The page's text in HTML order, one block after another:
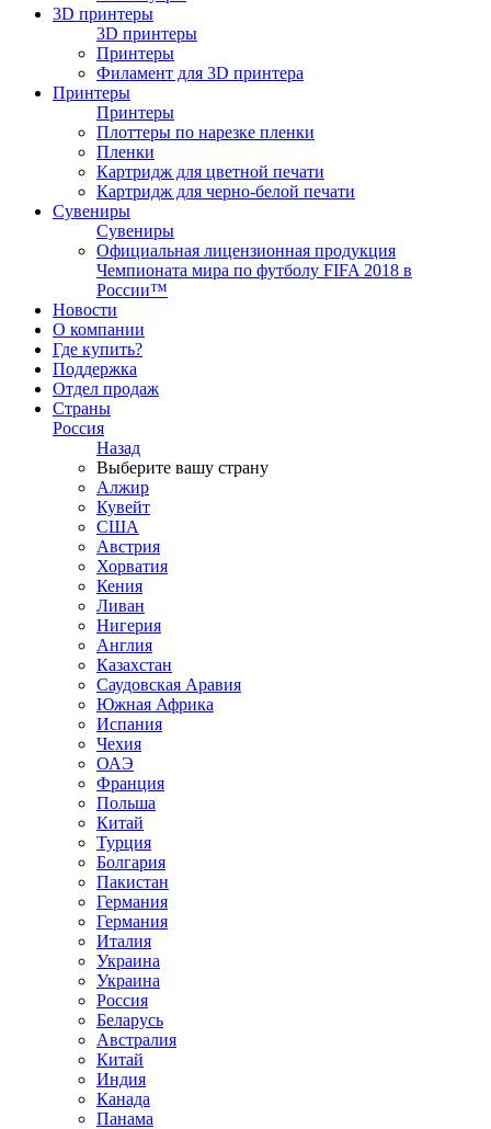
3D принтеры
3D принтеры
Принтеры
Филамент для 3D принтера
Принтеры
Принтеры
Плоттеры по нарезке пленки
Пленки
Картридж для цветной печати
Картридж для черно-белой печати
Сувениры
Сувениры
Официальная лицензионная продукция
Чемпионата мира по футболу FIFA 2018 в
России™
Новости
О компании
Где купить?
Поддержка
Отдел продаж
Страны
Россия
Назад
Выберите вашу страну
Алжир
Кувейт
США
Австрия
Хорватия
Кения
Ливан
Нигерия
Англия
Казахстан
Саудовская Аравия
Южная Африка
Испания
Чехия
ОАЭ
Франция
Польша
Китай
Турция
Болгария
Пакистан
Германия
Германия
Италия
Украина
Украина
Россия
Беларусь
Австралия
Китай
Индия
Канада
Панама